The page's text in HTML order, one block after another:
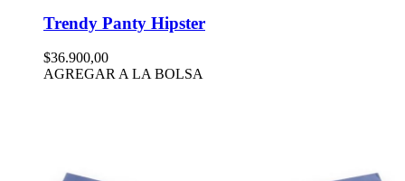
Trendy Panty Hipster
$36.900,00
AGREGAR A LA BOLSA